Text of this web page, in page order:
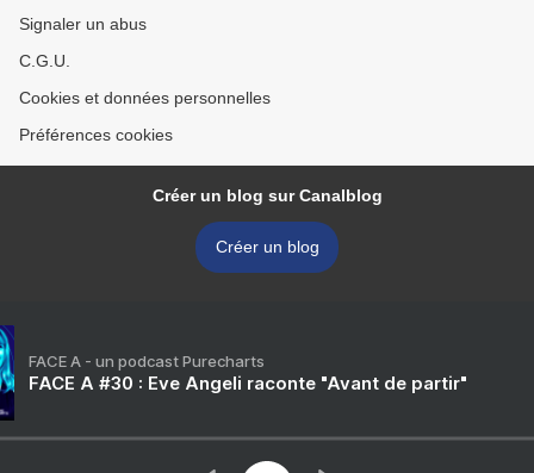
Signaler un abus
C.G.U.
Cookies et données personnelles
Préférences cookies
Créer un blog sur Canalblog
Créer un blog
FACE A - un podcast Purecharts
FACE A #30 : Eve Angeli raconte "Avant de partir"